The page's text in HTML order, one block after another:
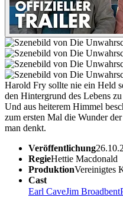
Harold Fry sollte nie ein Held
den Hintergrund des Lebens
Und aus heiterem Himmel
zum ersten Mal die Wunder
man denkt.
Veröffentlichung
RegieHettie Macdonald
ProduktionVereinigtes
Cast
Earl CaveJim Broadbent